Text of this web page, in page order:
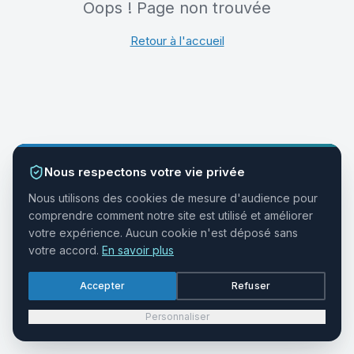
Oops ! Page non trouvée
Retour à l'accueil
Nous respectons votre vie privée
Nous utilisons des cookies de mesure d'audience pour
comprendre comment notre site est utilisé et améliorer
votre expérience. Aucun cookie n'est déposé sans
votre accord. En savoir plus
Accepter Refuser
Personnaliser